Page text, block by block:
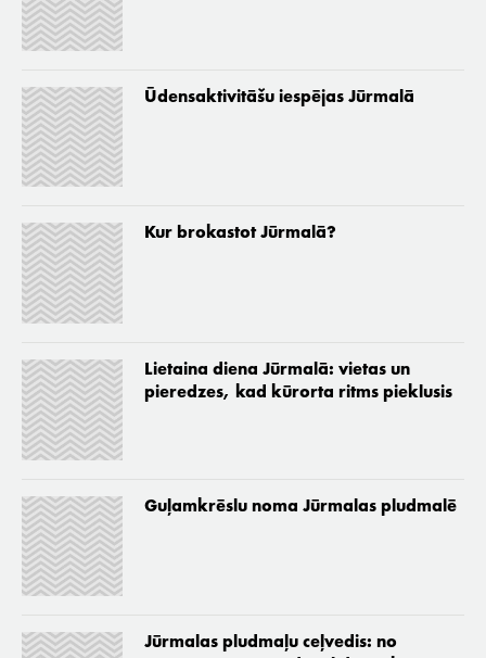
Ūdensaktivitāšu iespējas Jūrmalā
Kur brokastot Jūrmalā?
Lietaina diena Jūrmalā: vietas un
pieredzes, kad kūrorta ritms pieklusis
Guļamkrēslu noma Jūrmalas pludmalē
Jūrmalas pludmaļu ceļvedis: no